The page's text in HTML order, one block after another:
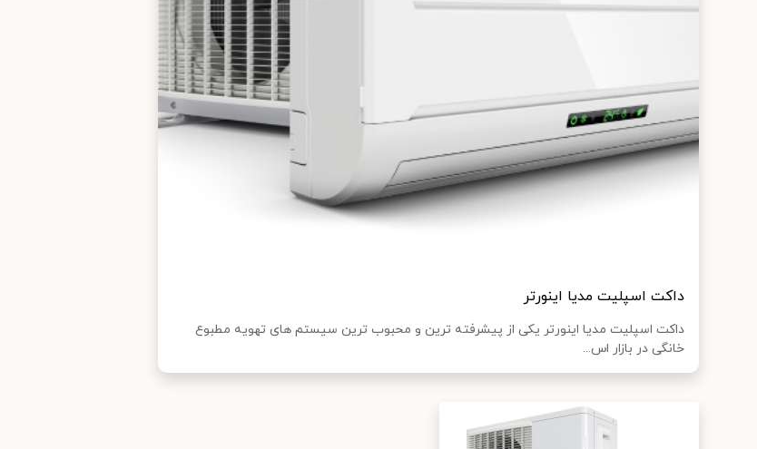
داکت اسپلیت مدیا اینورتر
داکت اسپلیت مدیا اینورتر یکی از پیشرفته ‌ترین و محبوب ‌ترین سیستم‌ های تهویه مطبوع
خانگی در بازار اس...